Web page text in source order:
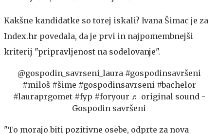
Kakšne kandidatke so torej iskali? Ivana Šimac je za
Index.hr povedala, da je prvi in najpomembnejši
kriterij "pripravljenost na sodelovanje".
@gospodin_savrseni_laura #gospodinsavršeni
#miloš #šime #gospodinsavrseni #bachelor
#lauraprgomet #fyp #foryour ♬ original sound -
Gospodin savršeni
"To morajo biti pozitivne osebe, odprte za nova